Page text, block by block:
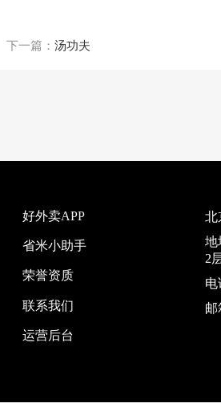
下一篇： 汤功夫
好外卖APP
省米小助手
荣誉资质
联系我们
运营后台
北
地
2
电
邮